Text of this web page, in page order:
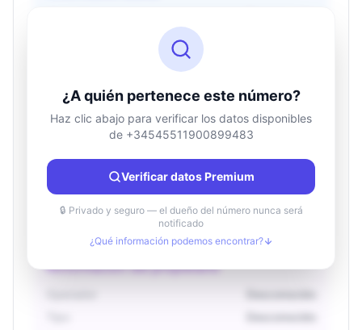
Información de ubicación
País
Desconocido
Ciudad
Desconocido
Región
Desconocido
Información del propietario
¿A quién pertenece este número?
Haz clic abajo para verificar los datos disponibles
de +34545511900899483
Verificar datos Premium
🔒 Privado y seguro — el dueño del número nunca será
notificado
¿Qué información podemos encontrar?